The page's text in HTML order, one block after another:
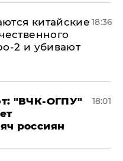
китайские
2 и убивают
18:36
"ВЧК-ОГПУ"
россиян
18:01